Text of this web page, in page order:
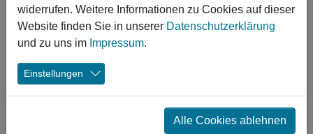
Nutzung bei mehreren
Sporteinrichtungen
31.08.2023
Zittau Turnhalle Kantstraße
Skateranlage
Friedrichsthal Hallenbad Sport
widerrufen. Weitere Informationen zu Cookies auf dieser
Website finden Sie in unserer Datenschutzerklärung
und zu uns im Impressum.
Einstellungen
Alle Cookies ablehnen